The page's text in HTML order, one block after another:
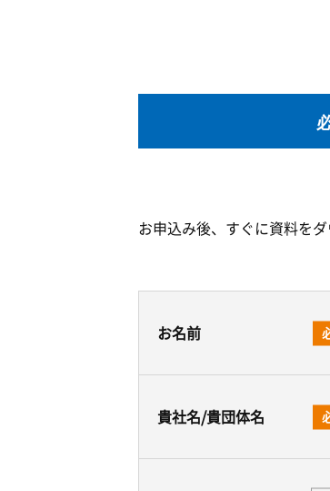
お申込み後、すぐに資料を
お名前
貴社名/貴団体名